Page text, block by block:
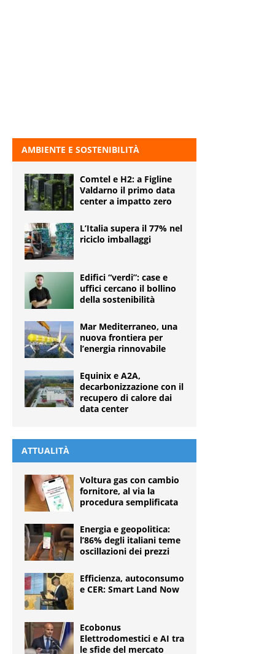
AMBIENTE E SOSTENIBILITÀ
Comtel e H2: a Figline
Valdarno il primo data
center a impatto zero
L’Italia supera il 77% nel
riciclo imballaggi
Edifici “verdi”: case e
uffici cercano il bollino
della sostenibilità
Mar Mediterraneo, una
nuova frontiera per
l’energia rinnovabile
Equinix e A2A,
decarbonizzazione con il
recupero di calore dai
data center
ATTUALITÀ
Voltura gas con cambio
fornitore, al via la
procedura semplificata
Energia e geopolitica:
l’86% degli italiani teme
oscillazioni dei prezzi
Efficienza, autoconsumo
e CER: Smart Land Now
Ecobonus
Elettrodomestici e AI tra
le sfide del mercato